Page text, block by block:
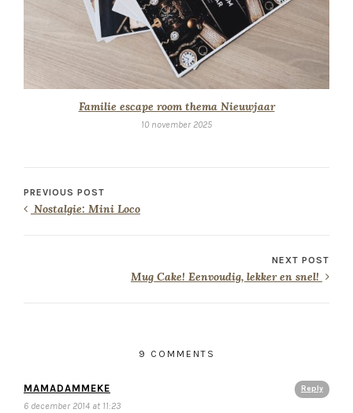
Familie escape room thema Nieuwjaar
10 november 2025
PREVIOUS POST
Nostalgie: Mini Loco
NEXT POST
Mug Cake! Eenvoudig, lekker en snel!
9 COMMENTS
Reply
MAMADAMMEKE
6 december 2014 at 11:23